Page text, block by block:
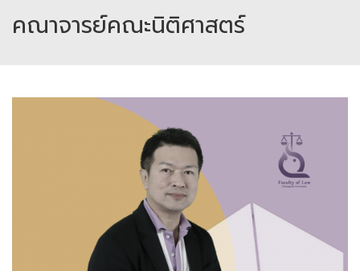
คณาจารย์คณะนิติศาสตร์